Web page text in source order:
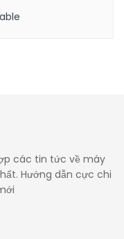
các tin tức về máy
Hướng dẫn cực chi